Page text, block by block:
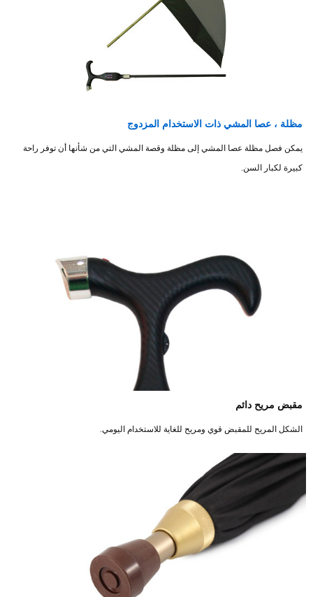
مظلة ، عصا المشي ذات الاستخدام المزدوج
يمكن فصل مظلة عصا المشي إلى مظلة وقصة المشي التي من شأنها أن توفر راحة
كبيرة لكبار السن.
مقبض مريح دائم
الشكل المريح للمقبض قوي ومريح للغاية للاستخدام اليومي.